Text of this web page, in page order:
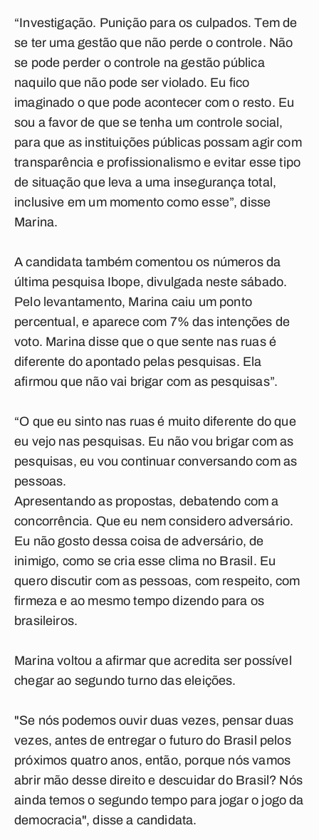
“Investigação. Punição para os culpados. Tem de
se ter uma gestão que não perde o controle. Não
se pode perder o controle na gestão pública
naquilo que não pode ser violado. Eu fico
imaginado o que pode acontecer com o resto. Eu
sou a favor de que se tenha um controle social,
para que as instituições públicas possam agir com
transparência e profissionalismo e evitar esse tipo
de situação que leva a uma insegurança total,
inclusive em um momento como esse”, disse
Marina.
A candidata também comentou os números da
última pesquisa Ibope, divulgada neste sábado.
Pelo levantamento, Marina caiu um ponto
percentual, e aparece com 7% das intenções de
voto. Marina disse que o que sente nas ruas é
diferente do apontado pelas pesquisas. Ela
afirmou que não vai brigar com as pesquisas”.
“O que eu sinto nas ruas é muito diferente do que
eu vejo nas pesquisas. Eu não vou brigar com as
pesquisas, eu vou continuar conversando com as
pessoas.
Apresentando as propostas, debatendo com a
concorrência. Que eu nem considero adversário.
Eu não gosto dessa coisa de adversário, de
inimigo, como se cria esse clima no Brasil. Eu
quero discutir com as pessoas, com respeito, com
firmeza e ao mesmo tempo dizendo para os
brasileiros.
Marina voltou a afirmar que acredita ser possível
chegar ao segundo turno das eleições.
"Se nós podemos ouvir duas vezes, pensar duas
vezes, antes de entregar o futuro do Brasil pelos
próximos quatro anos, então, porque nós vamos
abrir mão desse direito e descuidar do Brasil? Nós
ainda temos o segundo tempo para jogar o jogo da
democracia", disse a candidata.